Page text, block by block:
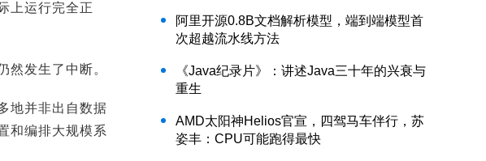
上运行完全正
然发生了中断。
地并非出自数据
和编排大规模系
阿里开源0.8B文档解析模型，端到端模型首
次超越流水线方法
《Java纪录片》：讲述Java三十年的兴衰与
重生
AMD太阳神Helios官宣，四驾马车伴行，苏
姿丰：CPU可能跑得最快